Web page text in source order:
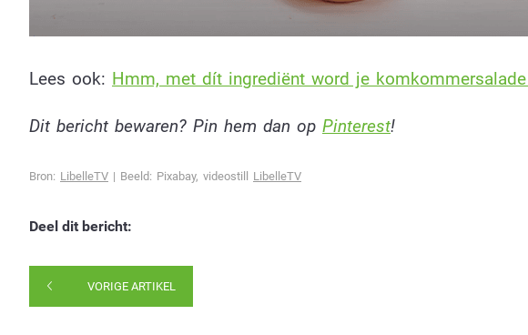
Lees ook: Hmm, met dít ingrediënt word je
Dit bericht bewaren? Pin hem dan op Pinterest!
Bron: LibelleTV | Beeld: Pixabay, videostill LibelleTV
Deel dit bericht:
VORIGE ARTIKEL